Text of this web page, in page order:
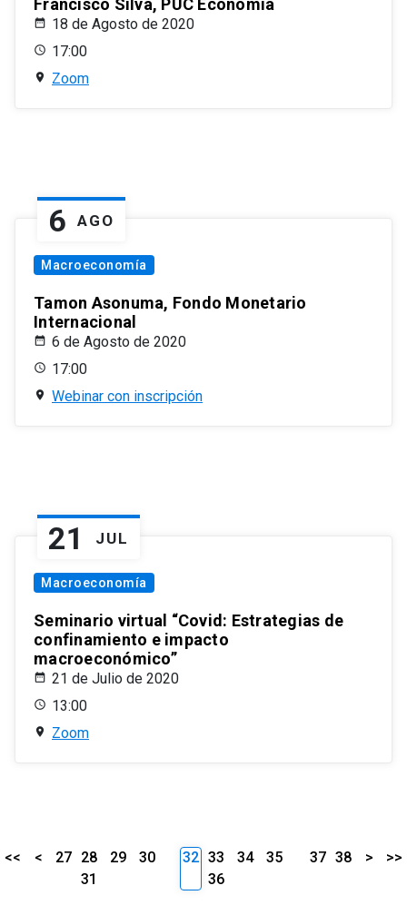
Francisco Silva, PUC Economía
18 de Agosto de 2020
17:00
Zoom
6 AGO
Macroeconomía
Tamon Asonuma, Fondo Monetario
Internacional
6 de Agosto de 2020
17:00
Webinar con inscripción
21 JUL
Macroeconomía
Seminario virtual “Covid: Estrategias de
confinamiento e impacto
macroeconómico”
21 de Julio de 2020
13:00
Zoom
<< < 27 28 29
30
31
32 33 34
35
36
37 38 > >>